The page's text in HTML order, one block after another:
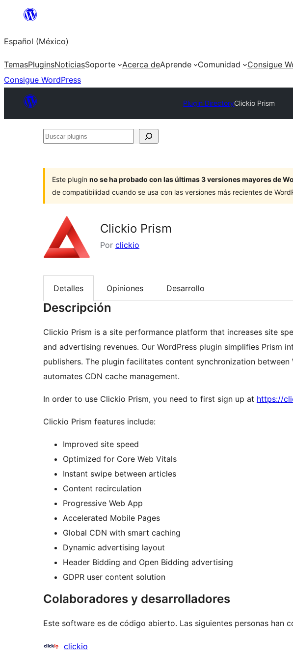
Saltar
contenido
Español (México)
TemasPluginsNoticiasSoporte Acerca deAprende Comunidad
Consigue
Consigue WordPress
Plugin DirectoryClickio Prism
Buscar
Este plugin no se ha probado con las últimas 3 versiones mayores de
de compatibilidad cuando se usa con las versiones más recientes de
Clickio Prism
Por clickio
Detalles Opiniones Desarrollo
Descripción
Clickio Prism is a site performance platform that increases site
and advertising revenues. Our WordPress plugin simplifies Prism
publishers. The plugin facilitates content synchronization between
automates CDN cache management.
In order to use Clickio Prism, you need to first sign up at https://
Clickio Prism features include:
Improved site speed
Optimized for Core Web Vitals
Instant swipe between articles
Content recirculation
Progressive Web App
Accelerated Mobile Pages
Global CDN with smart caching
Dynamic advertising layout
Header Bidding and Open Bidding advertising
GDPR user content solution
Colaboradores y desarrolladores
Este software es de código abierto. Las siguientes personas han
Colaboradores
clickio